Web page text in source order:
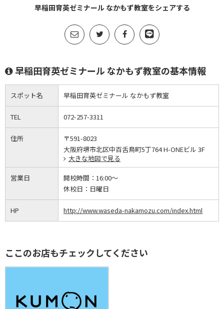
早稲田育英ゼミナール なかもず教室をシェアする
早稲田育英ゼミナール なかもず教室の基本情報
スポット名 早稲田育英ゼミナール なかもず教室
TEL 072-257-3311
住所
〒591-8023
大阪府堺市北区中百舌鳥町5丁764 H-ONEビル 3F
大きな地図で見る
営業日 開校時間： 16:00～
休校日： 日曜日
HP http://www.waseda-nakamozu.com/index.html
ここのお店もチェックしてください